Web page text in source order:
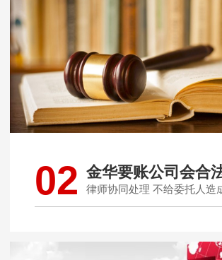
02 金华要账公司会合
律师协同处理 不给委托人造